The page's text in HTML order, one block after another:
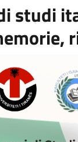
studi